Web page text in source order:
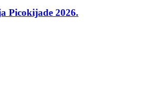
Picokijade 2026.